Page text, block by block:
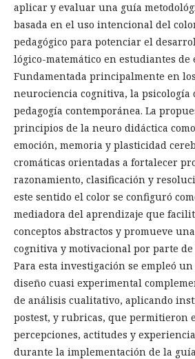
aplicar y evaluar una guía
basada en el uso intencional del
pedagógico para potenciar el
lógico-matemático en estudiantes de
Fundamentada principalmente en
neurociencia cognitiva, la psicología
pedagogía contemporánea. La
principios de la neuro didáctica
emoción, memoria y plasticidad
cromáticas orientadas a fortalecer
razonamiento, clasificación y
este sentido el color se configuró
mediadora del aprendizaje que
conceptos abstractos y promueve
cognitiva y motivacional por parte
Para esta investigación se empleó
diseño cuasi experimental
de análisis cualitativo, aplicando
postest, y rubricas, que permitieron
percepciones, actitudes y
durante la implementación de la